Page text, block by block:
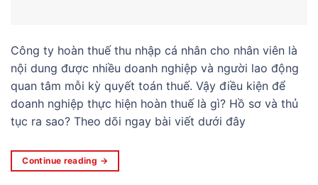
Công ty hoàn thuế thu nhập cá nhân cho nhân viên là
nội dung được nhiều doanh nghiệp và người lao động
quan tâm mỗi kỳ quyết toán thuế. Vậy điều kiện để
doanh nghiệp thực hiện hoàn thuế là gì? Hồ sơ và thủ
tục ra sao? Theo dõi ngay bài viết dưới đây
Continue reading →